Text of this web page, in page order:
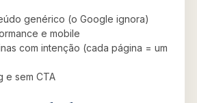
genérico (o Google ignora)
e mobile
com intenção (cada página = um
e sem CTA